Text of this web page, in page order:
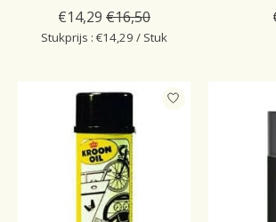
€14,29 €16,50
Stukprijs : €14,29 / Stuk